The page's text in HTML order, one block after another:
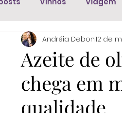
Dicas Da
Azeite de
chega em
qualidade
Andréia Debon12 de